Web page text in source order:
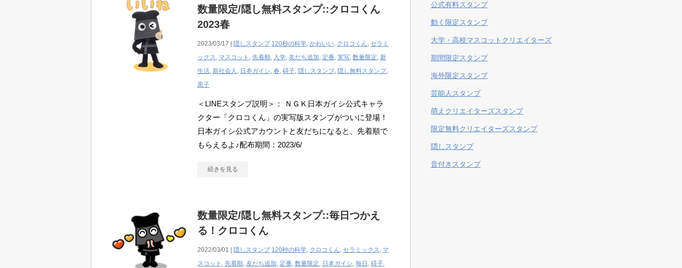
数量限定/隠し無料スタンプ::クロコくん
2023春
2023/03/17 | 隠しスタンプ 120秒の科学, かわいい, クロコくん, セラミ
ックス, マスコット , 先着順, 入学, 友だち追加, 定番, 実写, 数量限定, 新
生活, 新社会人 , 日本ガイシ, 春, 碍子, 隠しスタンプ, 隠し無料スタンプ,
黒子
＜LINEスタンプ説明＞： ＮＧＫ日本ガイシ公式キャラ
クター「クロコくん」の実写版スタンプがついに登場！
日本ガイシ公式アカウントと友だちになると、先着順で
もらえるよ♪配布期間：2023/6/
続きを見る
数量限定/隠し無料スタンプ::毎日つかえ
る！クロコくん
2022/03/01 | 隠しスタンプ 120秒の科学, クロコくん, セラミックス, マ
スコット , 先着順, 友だち追加, 定番, 数量限定, 日本ガイシ, 毎日 , 碍子,
公式有料スタンプ
動く限定スタンプ
大学・高校マスコットクリエイターズ
期間限定スタンプ
海外限定スタンプ
芸能人スタンプ
萌えクリエイターズスタンプ
限定無料クリエイターズスタンプ
隠しスタンプ
音付きスタンプ